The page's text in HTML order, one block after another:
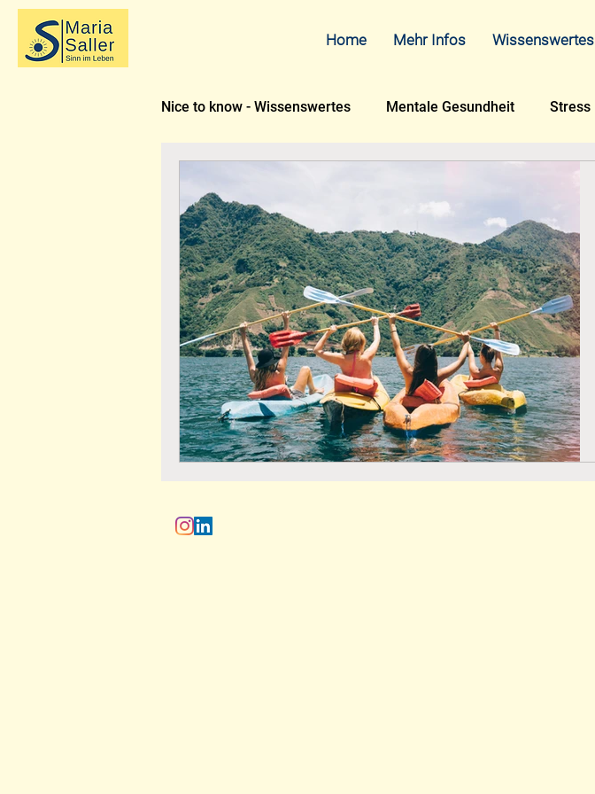
Home Mehr Infos Wissenswertes
Nice to know - Wissenswertes Mentale Gesundheit Stress